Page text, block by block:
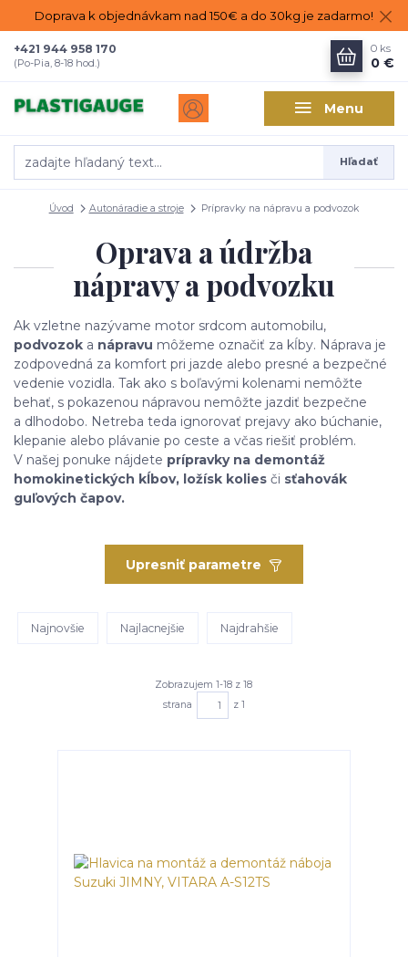
Doprava k objednávkam nad 150€ a do 30kg je zadarmo!
Menu
Hľadať
+421 944 958 170
(Po-Pia, 8-18 hod.)
0 ks
0 €
Úvod Autonáradie a stroje Prípravky na nápravu a podvozok
Oprava a údržba
nápravy a podvozku
Ak vzletne nazývame motor srdcom automobilu,
podvozok a nápravu môžeme označiť za kĺby. Náprava je
zodpovedná za komfort pri jazde alebo presné a bezpečné
vedenie vozidla. Tak ako s boľavými kolenami nemôžte
behať, s pokazenou nápravou nemôžte jazdiť bezpečne
a dlhodobo. Netreba teda ignorovať prejavy ako búchanie,
klepanie alebo plávanie po ceste a včas riešiť problém.
V našej ponuke nájdete prípravky na demontáž
homokinetických kĺbov, ložísk kolies či sťahovák
guľových čapov.
Upresniť parametre
Najnovšie Najlacnejšie Najdrahšie
Zobrazujem 1-18 z 18
strana
z 1